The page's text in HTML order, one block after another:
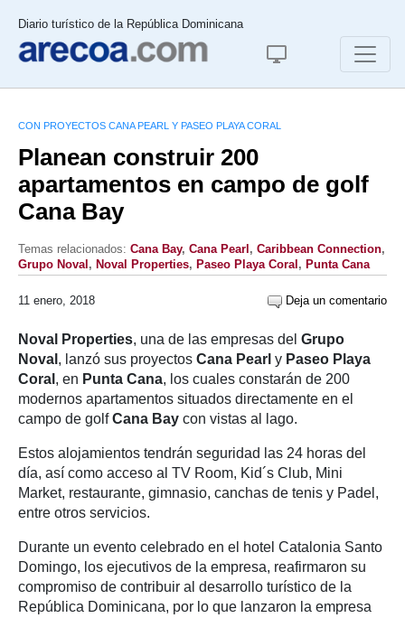
Diario turístico de la República Dominicana
CON PROYECTOS CANA PEARL Y PASEO PLAYA CORAL
Planean construir 200
apartamentos en campo de golf
Cana Bay
Temas relacionados: Cana Bay, Cana Pearl , Caribbean Connection,
Grupo Noval , Noval Properties, Paseo Playa Coral , Punta Cana
11 enero, 2018 Deja un comentario
Noval Properties, una de las empresas del Grupo
Noval , lanzó sus proyectos Cana Pearl y Paseo Playa
Coral , en Punta Cana, los cuales constarán de 200
modernos apartamentos situados directamente en el
campo de golfCana Bay con vistas al lago.
Estos alojamientos tendrán seguridad las 24 horas del
día, así como acceso al TV Room, Kid´s Club, Mini
Market, restaurante, gimnasio, canchas de tenis y Padel,
entre otros servicios.
Durante un evento celebrado en el hotel Catalonia Santo
Domingo, los ejecutivos de la empresa, reafirmaron su
compromiso de contribuir al desarrollo turístico de la
República Dominicana, por lo que lanzaron la empresa